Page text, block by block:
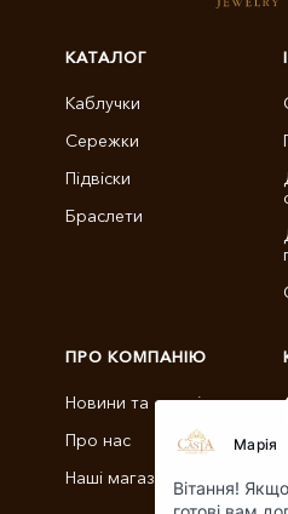
КАТАЛОГ
Каблучки
Сережки
Підвіски
Браслети
ПРО КОМПАНІЮ
Новини та статті
Про нас
Наші магазини